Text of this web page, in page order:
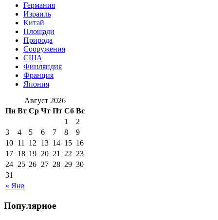
Германия
Израиль
Китай
Площади
Природа
Сооружения
США
Финляндия
Франция
Япония
Август 2026
Пн Вт Ср Чт Пт Сб Вс
« Янв
1
2
3
4 5 6 7 8
9
10 11 12 13 14 15 16
17 18 19 20 21 22 23
24 25 26 27 28 29 30
31
Популярное